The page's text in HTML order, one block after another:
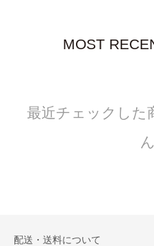
MOST
最近チェックした
配送・送料について